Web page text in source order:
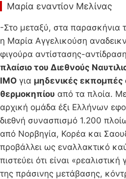
Μαρία εναντίον Μελίνας
-Στο μεταξύ, στα παρασκήνια
η Μαρία Αγγελικούση
φιγούρα αντίστασης-
πλαίσιο του Διεθνούς
ΙΜΟ για μηδενικές εκπομπές
θερμοκηπίου από τα πλοία.
αρχική ομάδα έξι Ελλήνων
διεθνή συνασπισμό 1.200
από Νορβηγία, Κορέα και
προβάλλει ως εναλλακτικό
πιστεύει ότι είναι
της πράσινης μετάβασης,